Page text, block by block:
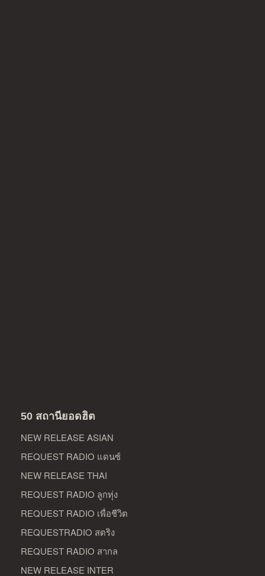
50 สถานียอดฮิต
NEW RELEASE ASIAN
REQUEST RADIO แดนซ์
NEW RELEASE THAI
REQUEST RADIO ลูกทุ่ง
REQUEST RADIO เพื่อชีวิต
REQUESTRADIO สตริง
REQUEST RADIO สากล
NEW RELEASE INTER